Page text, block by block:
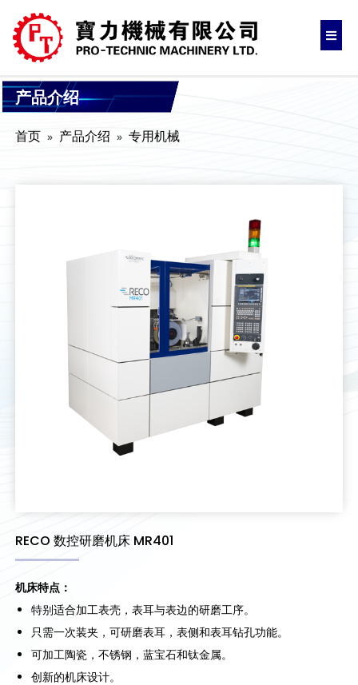
产品介绍
首页 产品介绍 专用机械
RECO 数控研磨机床 MR401
机床特点：
特别适合加工表壳，表耳与表边的研磨工序。
只需一次装夹，可研磨表耳，表侧和表耳钻孔功能。
可加工陶瓷，不锈钢，蓝宝石和钛金属。
创新的机床设计。